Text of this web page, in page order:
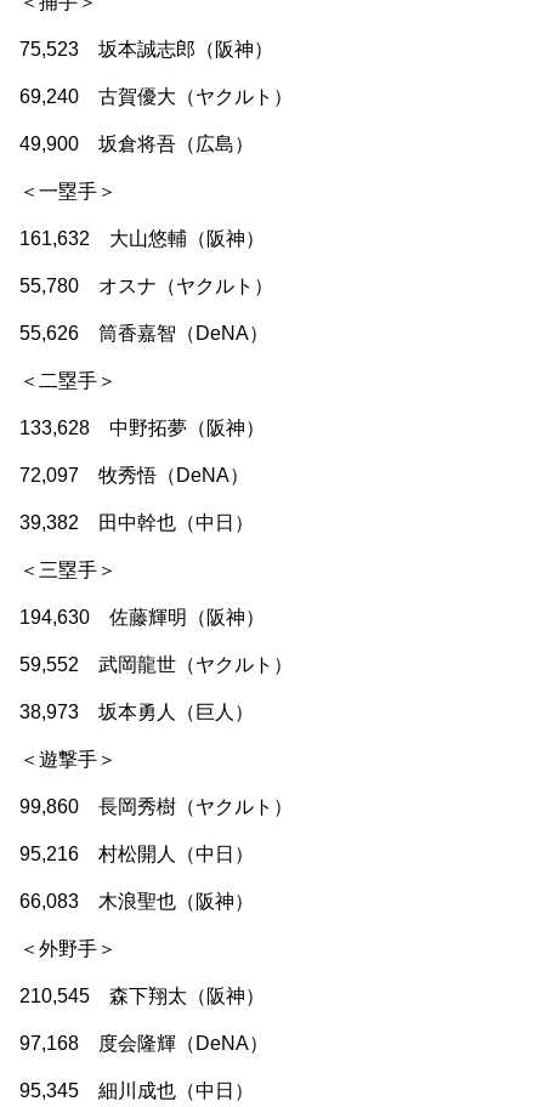
75,523 坂本誠志郎（阪神）
69,240 古賀優大（ヤクルト）
49,900 坂倉将吾（広島）
＜一塁手＞
161,632 大山悠輔（阪神）
55,780 オスナ（ヤクルト）
55,626 筒香嘉智（DeNA）
＜二塁手＞
133,628 中野拓夢（阪神）
72,097 牧秀悟（DeNA）
39,382 田中幹也（中日）
＜三塁手＞
194,630 佐藤輝明（阪神）
59,552 武岡龍世（ヤクルト）
38,973 坂本勇人（巨人）
＜遊撃手＞
99,860 長岡秀樹（ヤクルト）
95,216 村松開人（中日）
66,083 木浪聖也（阪神）
＜外野手＞
210,545 森下翔太（阪神）
97,168 度会隆輝（DeNA）
95,345 細川成也（中日）